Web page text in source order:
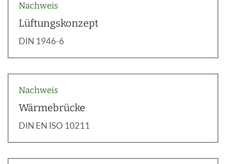
Nachweis
Lüftungskonzept
DIN 1946-6
Nachweis
Wärmebrücke
DIN EN ISO 10211